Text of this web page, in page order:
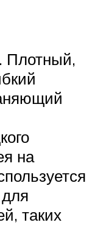
Плотный,
на
таких